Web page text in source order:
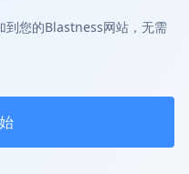
您的Blastness网站，无需